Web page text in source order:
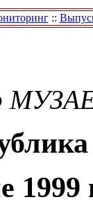
::
1999